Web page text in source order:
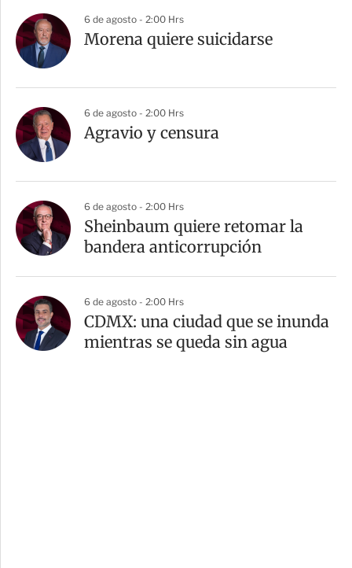
6 de agosto - 2:00 Hrs
Morena quiere suicidarse
6 de agosto - 2:00 Hrs
Agravio y censura
6 de agosto - 2:00 Hrs
Sheinbaum quiere retomar la
bandera anticorrupción
6 de agosto - 2:00 Hrs
CDMX: una ciudad que se inunda
mientras se queda sin agua